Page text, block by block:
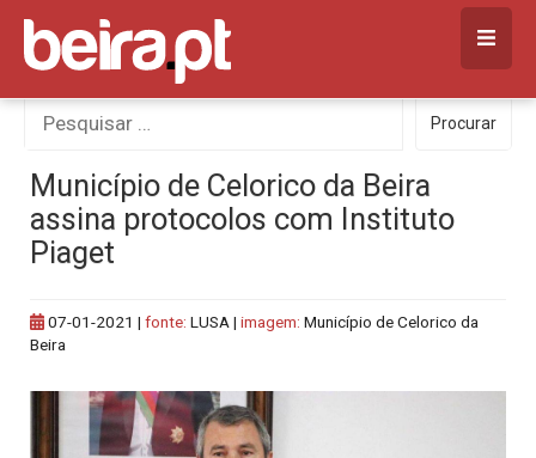
Skip
content
Procurar
por:
Procurar
Município de Celorico da Beira
assina protocolos com Instituto
Piaget
07-01-2021 | fonte: LUSA | imagem: Município de Celorico da
Beira